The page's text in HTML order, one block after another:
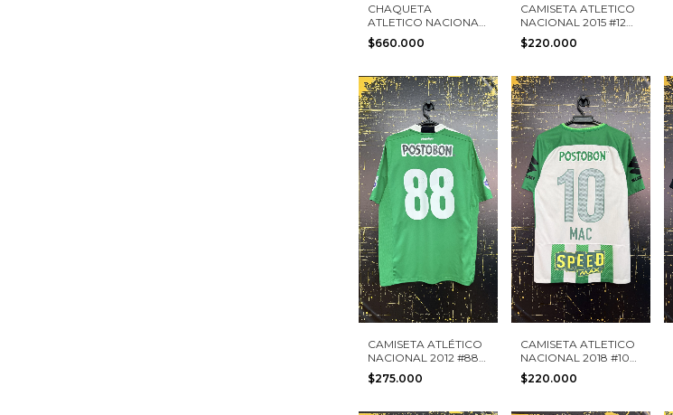
CHAQUETA
ATLETICO NACIONAL
UMBRO TALLA L
$660.000
CAMISETA ATLETICO
NACIONAL 2015 #12
ALEXIS NIKE TALLA S
$220.000
CAMISETA ATLÉTICO
NACIONAL 2012 #88
ADIDAS TALLA M
$275.000
CAMISETA ATLETICO
NACIONAL 2018 #10
MAC NIKE TALLA S
$220.000